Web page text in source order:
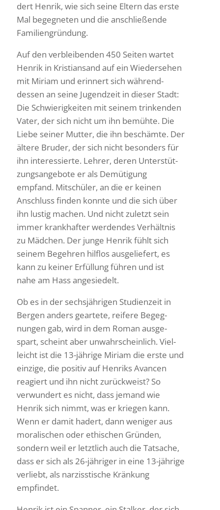
dert Henrik, wie sich seine Eltern das erste
Mal begeg­neten und die anschlie­ßende
Familiengründung.
Auf den verblei­benden 450 Seiten wartet
Henrik in Kris­ti­an­sand auf ein Wieder­sehen
mit Miriam und erin­nert sich während­
dessen an seine Jugend­zeit in dieser Stadt:
Die Schwie­rig­keiten mit seinem trin­kenden
Vater, der sich nicht um ihn bemühte. Die
Liebe seiner Mutter, die ihn beschämte. Der
ältere Bruder, der sich nicht beson­ders für
ihn inter­es­sierte. Lehrer, deren Unter­stüt­
zungs­an­ge­bote er als Demü­ti­gung
empfand. Mitschüler, an die er keinen
Anschluss finden konnte und die sich über
ihn lustig machen. Und nicht zuletzt sein
immer krank­hafter werdendes Verhältnis
zu Mädchen. Der junge Henrik fühlt sich
seinem Begehren hilflos ausge­lie­fert, es
kann zu keiner Erfül­lung führen und ist
nahe am Hass angesiedelt.
Ob es in der sechs­jäh­rigen Studi­en­zeit in
Bergen anders gear­tete, reifere Begeg­
nungen gab, wird in dem Roman ausge­
spart, scheint aber unwahr­schein­lich. Viel­
leicht ist die 13-jährige Miriam die erste und
einzige, die positiv auf Henriks Avancen
reagiert und ihn nicht zurück­weist? So
verwun­dert es nicht, dass jemand wie
Henrik sich nimmt, was er kriegen kann.
Wenn er damit hadert, dann weniger aus
mora­li­schen oder ethi­schen Gründen,
sondern weil er letzt­lich auch die Tatsache,
dass er sich als 26-jähriger in eine 13-jährige
verliebt, als narziss­ti­sche Krän­kung
empfindet.